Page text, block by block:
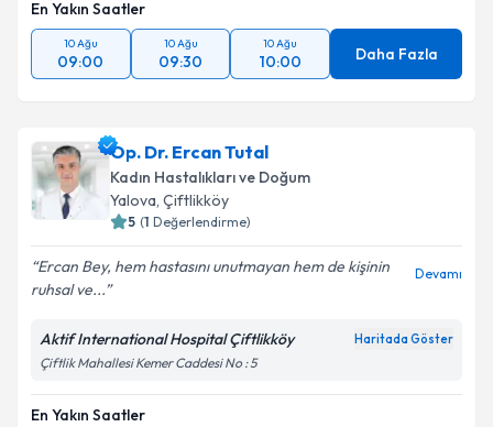
En Yakın Saatler
10 Ağu
09:00
10 Ağu
09:30
10 Ağu
10:00 Daha Fazla
Op. Dr. Ercan Tutal
Kadın Hastalıkları ve Doğum
Yalova, Çiftlikköy
5 (1 Değerlendirme)
Ercan Bey, hem hastasını unutmayan hem de kişinin
ruhsal ve...
Devamı
Aktif International Hospital Çiftlikköy Haritada Göster
Çiftlik Mahallesi Kemer Caddesi No : 5
En Yakın Saatler